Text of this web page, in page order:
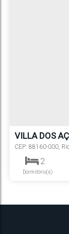
VILLA DOS
CEP: 88160-000,
2
Dormitório(s)